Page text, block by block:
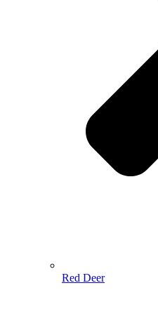
Red Deer